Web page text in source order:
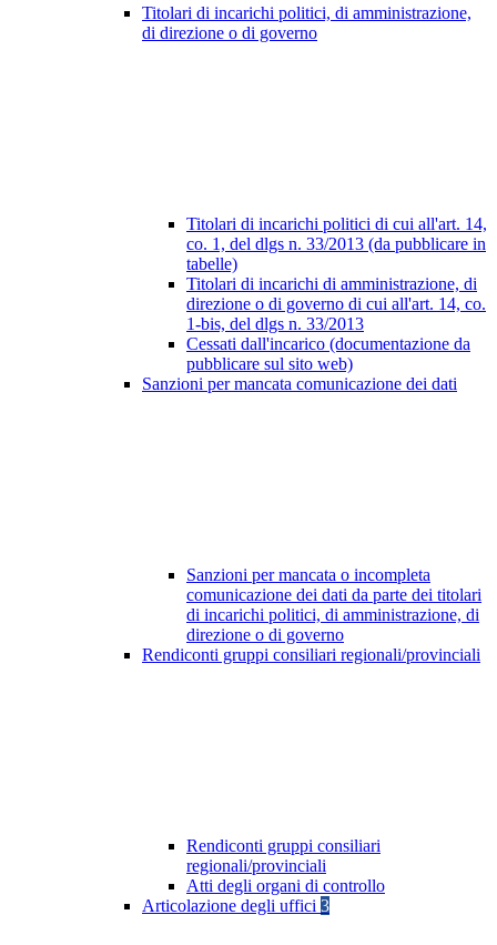
Titolari di incarichi politici, di amministrazione,
di direzione o di governo
Titolari di incarichi politici di cui all'art. 14,
co. 1, del dlgs n. 33/2013 (da pubblicare in
tabelle)
Titolari di incarichi di amministrazione, di
direzione o di governo di cui all'art. 14, co.
1-bis, del dlgs n. 33/2013
Cessati dall'incarico (documentazione da
pubblicare sul sito web)
Sanzioni per mancata comunicazione dei dati
Sanzioni per mancata o incompleta
comunicazione dei dati da parte dei titolari
di incarichi politici, di amministrazione, di
direzione o di governo
Rendiconti gruppi consiliari regionali/provinciali
Rendiconti gruppi consiliari
regionali/provinciali
Atti degli organi di controllo
Articolazione degli uffici 3